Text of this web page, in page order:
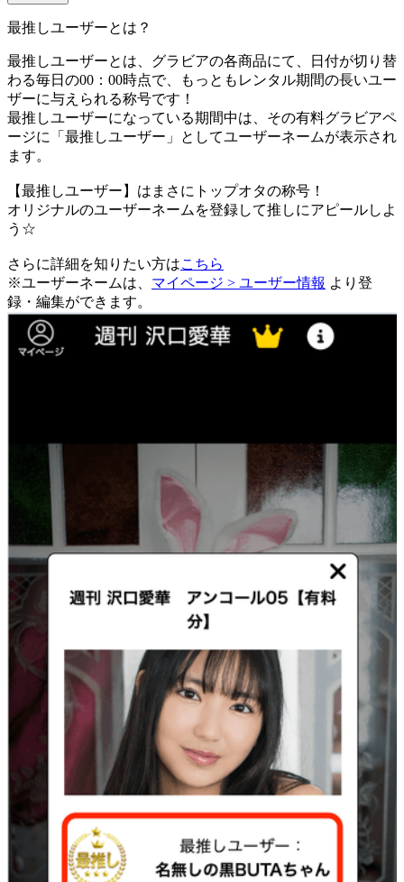
最推しユーザーとは？
最推しユーザーとは、グラビアの各商品にて、日付が切り替
わる毎日の00：00時点で、
もっともレンタル期間の長いユー
ザーに与えられる称号です！
最推しユーザーになっている期間中は、 その有料グラビアペ
ージに「最推しユーザー」としてユーザーネームが表示され
ます。
【最推しユーザー】はまさにトップオタの称号！
オリジナルのユーザーネームを登録して推しにアピールしよ
う☆
さらに詳細を知りたい方はこちら
※ユーザーネームは、 マイページ > ユーザー情報 より登
録・編集ができます。